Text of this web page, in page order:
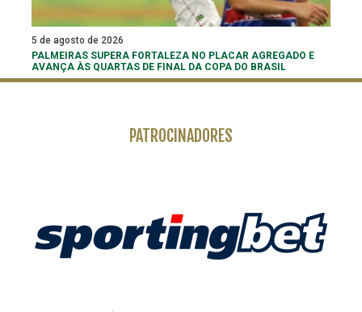
5 de agosto de 2026
PALMEIRAS SUPERA FORTALEZA NO PLACAR AGREGADO E
AVANÇA ÀS QUARTAS DE FINAL DA COPA DO BRASIL
PATROCINADORES